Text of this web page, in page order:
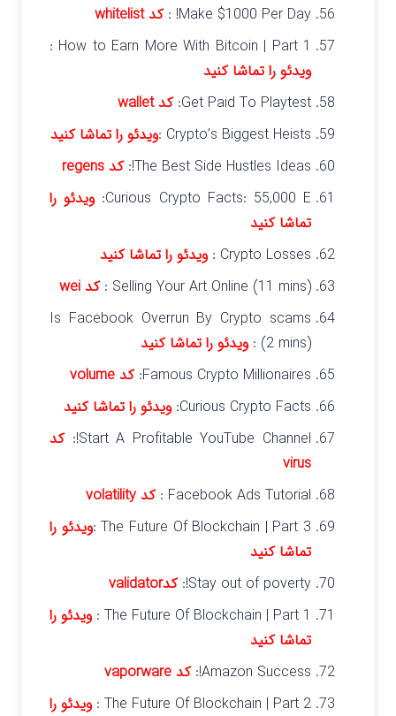
Make $1000 Per Day! :
کد whitelist
How to Earn More With Bitcoin | Part 1 :
ویدئو را تماشا کنید
Get Paid To Playtest: کد wallet
Crypto’s Biggest Heists : ویدئو را تماشا کنید
The Best Side Hustles Ideas!: کد regens
Curious Crypto Facts: 55,000 E: ویدئو را
تماشا کنید
Crypto Losses : ویدئو را تماشا کنید
Selling Your Art Online (11 mins) : کد wei
Is Facebook Overrun By Crypto scams
(2 mins) : ویدئو را تماشا کنید
Famous Crypto Millionaires: کد volume
Curious Crypto Facts: ویدئو را تماشا کنید
Start A Profitable YouTube Channel!:
کد
virus
Facebook Ads Tutorial : کد volatility
The Future Of Blockchain | Part 3 : ویدئو را
تماشا کنید
Stay out of poverty!: کدvalidator
The Future Of Blockchain | Part 1 : ویدئو را
تماشا کنید
Amazon Success!: کد vaporware
The Future Of Blockchain | Part 2 : ویدئو را